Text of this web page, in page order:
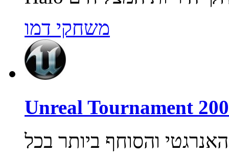
משחקי דמו